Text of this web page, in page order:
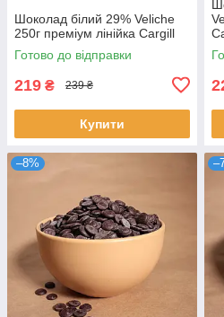
Шоколад білий 29% Veliche
250г преміум лінійка Cargill
Готово до відправки
219 ₴ 239 ₴
Купити
–8%